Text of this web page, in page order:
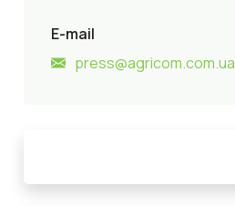
E-mail
press@agricom.com.ua